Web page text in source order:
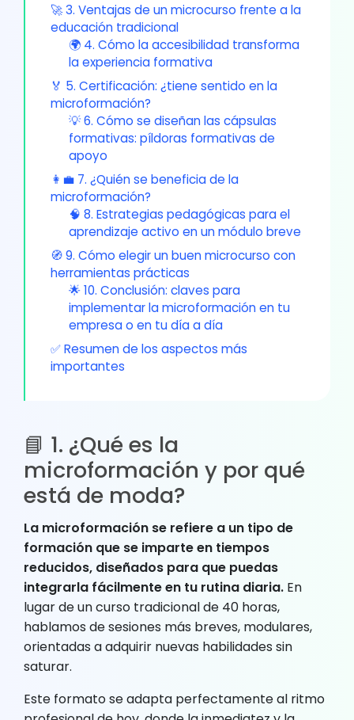
🚀 3. Ventajas de un microcurso frente a la
educación tradicional
🌍 4. Cómo la accesibilidad transforma
la experiencia formativa
🏅 5. Certificación: ¿tiene sentido en la
microformación?
💡 6. Cómo se diseñan las cápsulas
formativas: píldoras formativas de
apoyo
👩‍💼 7. ¿Quién se beneficia de la
microformación?
🧠 8. Estrategias pedagógicas para el
aprendizaje activo en un módulo breve
🧭 9. Cómo elegir un buen microcurso con
herramientas prácticas
🌟 10. Conclusión: claves para
implementar la microformación en tu
empresa o en tu día a día
✅ Resumen de los aspectos más
importantes
📘 1. ¿Qué es la
microformación y por qué
está de moda?
La microformación se refiere a un tipo de
formación que se imparte en tiempos
reducidos, diseñados para que puedas
integrarla fácilmente en tu rutina diaria. En
lugar de un curso tradicional de 40 horas,
hablamos de sesiones más breves, modulares,
orientadas a adquirir nuevas habilidades sin
saturar.
Este formato se adapta perfectamente al ritmo